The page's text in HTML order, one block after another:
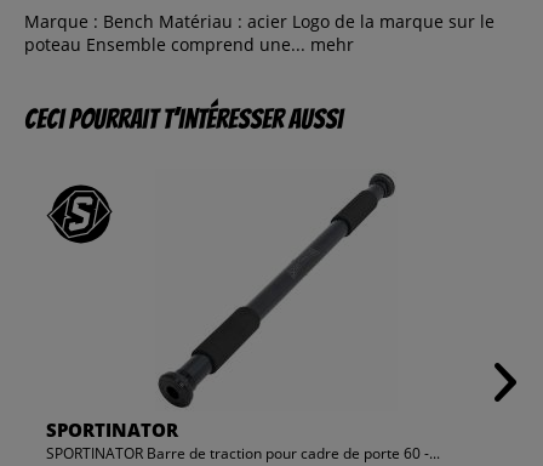
Marque : Bench Matériau : acier Logo de la marque sur le
poteau Ensemble comprend une... mehr
Ceci pourrait t’intéresser aussi
SPORTINATOR
SPORTINATOR Barre de traction pour cadre de porte 60 -...